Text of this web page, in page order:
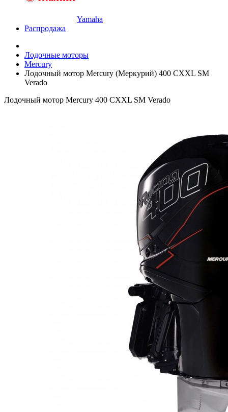
Yamaha
Распродажа
Лодочные моторы
Mercury
Лодочный мотор Mercury (Меркурий) 400 CXXL SM
Verado
Лодочный мотор Mercury 400 CXXL SM Verado